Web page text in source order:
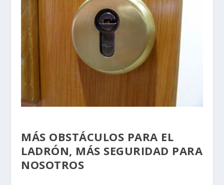
MÁS OBSTÁCULOS PARA EL
LADRÓN, MÁS SEGURIDAD PARA
NOSOTROS